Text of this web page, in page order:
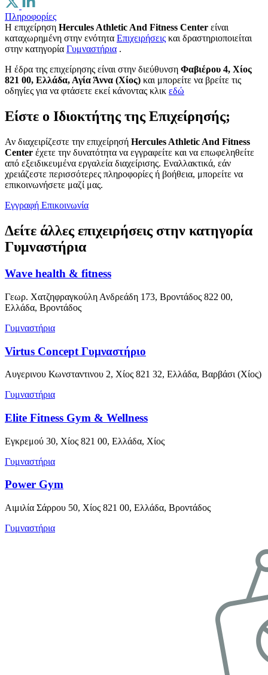
Πληροφορίες
Η επιχείρηση Hercules Athletic And Fitness Center είναι
καταχωρημένη στην ενότητα Επιχειρήσεις και δραστηριοποιείται
στην κατηγορία Γυμναστήρια .
H έδρα της επιχείρησης είναι στην διεύθυνση Φαβιέρου 4, Χίος
821 00, Ελλάδα, Αγία Άννα (Χίος) και μπορείτε να βρείτε τις
οδηγίες για να φτάσετε εκεί κάνοντας κλικ εδώ
Είστε ο Ιδιοκτήτης της Επιχείρησής;
Αν διαχειρίζεστε την επιχείρησή Hercules Athletic And Fitness
Center έχετε την δυνατότητα να εγγραφείτε και να επωφεληθείτε
από εξειδικευμένα εργαλεία διαχείρισης. Εναλλακτικά, εάν
χρειάζεστε περισσότερες πληροφορίες ή βοήθεια, μπορείτε να
επικοινωνήσετε μαζί μας.
Εγγραφή Επικοινωνία
Δείτε άλλες επιχειρήσεις στην κατηγορία
Γυμναστήρια
Wave health & fitness
Γεωρ. Χατζηφραγκούλη Ανδρεάδη 173, Βροντάδος 822 00,
Ελλάδα, Βροντάδος
Γυμναστήρια
Virtus Concept Γυμναστήριο
Aυγερινου Κωνσταντινου 2, Χίος 821 32, Ελλάδα, Βαρβάσι (Χίος)
Γυμναστήρια
Elite Fitness Gym & Wellness
Εγκρεμού 30, Χίος 821 00, Ελλάδα, Χίος
Γυμναστήρια
Power Gym
Αιμιλία Σάρρου 50, Χίος 821 00, Ελλάδα, Βροντάδος
Γυμναστήρια